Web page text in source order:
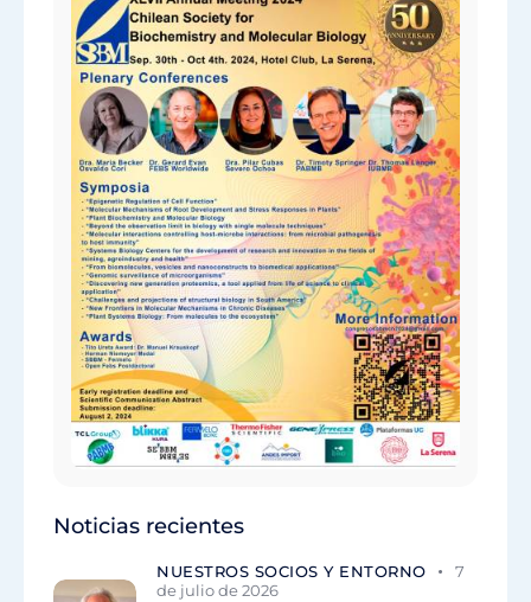
Noticias recientes
NUESTROS SOCIOS Y ENTORNO
7
de julio de 2026